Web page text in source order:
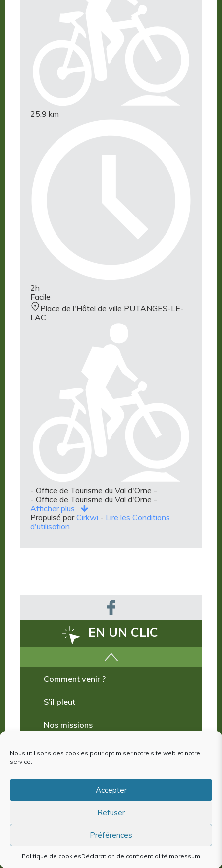
Nous utilisons des cookies pour optimiser notre site web et notre
service.
Accepter
Refuser
Préférences
Politique de cookiesDéclaration de confidentialitéImpressum
25.9 km
2h
Facile
Place de l'Hôtel de ville PUTANGES-LE-
LAC
- Office de Tourisme du Val d'Orne -
- Office de Tourisme du Val d'Orne -
Afficher plus
Propulsé parCirkwi - Lire les Conditions
d'utilisation
EN UN CLIC
Où manger ?
Comment venir ?
S’il pleut
Nos publications
L'ACTUALITÉ